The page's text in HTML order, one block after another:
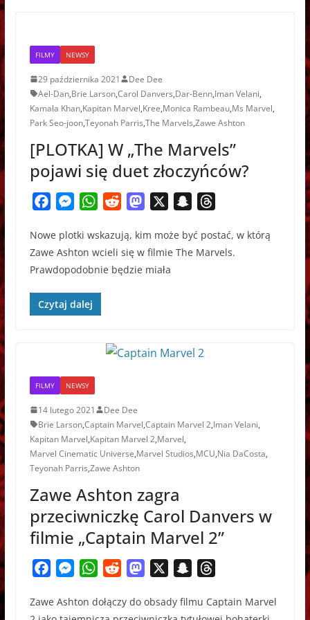
FILMY NEWSY
29 października 2021
Dee Dee
Ael-Dan,Brie Larson,Carol Danvers,Dar-Benn,Iman Velani,
Kamala Khan,Kapitan Marvel,Kree,Monica Rambeau,Ms Marvel,
Park Seo-joon,Teyonah Parris,The Marvels,Zawe Ashton
[PLOTKA] W „The Marvels”
pojawi się duet złoczyńców?
c
e
b
o
o
M
s
s
e
n
g
W
a
t
s
A
d
d
i
M
s
t
o
a
p
r
e
Nowe plotki wskazują, kim może być postać, w którą
Zawe Ashton wcieli się w filmie The Marvels.
Prawdopodobnie będzie miała
Czytaj dalej
FILMY NEWSY
14 lutego 2021
Dee Dee
Brie Larson,Captain Marvel,Captain Marvel 2,Iman Velani,
Kapitan Marvel,Kapitan Marvel 2,Marvel,
Marvel Cinematic Universe,Marvel Studios,MCU,Nia DaCosta,
Teyonah Parris,Zawe Ashton
Zawe Ashton zagra
przeciwniczkę Carol Danvers w
filmie „Captain Marvel 2”
c
M
s
W
a
d
M
s
a
r
Zawe Ashton dołączy do obsady filmu Captain Marvel